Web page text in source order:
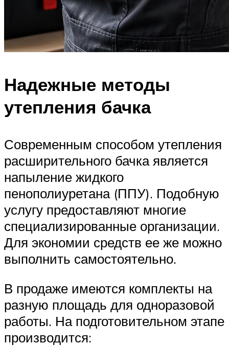
Надежные методы
утепления бачка
Современным способом утепления
расширительного бачка является
напыление жидкого
пенополиуретана (ППУ). Подобную
услугу предоставляют многие
специализированные организации.
Для экономии средств ее же можно
выполнить самостоятельно.
В продаже имеются комплекты на
разную площадь для одноразовой
работы. На подготовительном этапе
производится: